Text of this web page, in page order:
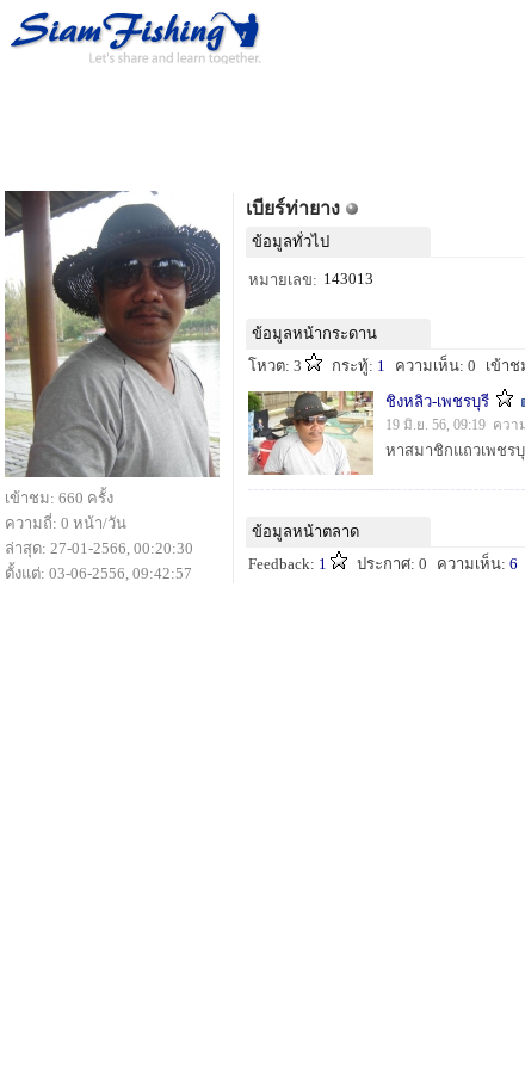
เบียร์ท่ายาง
ข้อมูลทั่วไป
หมายเลข: 143013
ข้อมูลหน้ากระดาน
โหวต: 3
กระทู้: 1 ความเห็น: 0
เข้าช
ชิงหลิว-เพชรบุรี
19 มิ.ย. 56, 09:19 คว
ข้อมูลหน้าตลาด
Feedback: 1 ประกาศ: 0 ความเห็น: 6
เข้าชม: 660 ครั้ง
ความถี่: 0 หน้า/วัน
ล่าสุด: 27-01-2566, 00:20:30
ตั้งแต่: 03-06-2556, 09:42:57